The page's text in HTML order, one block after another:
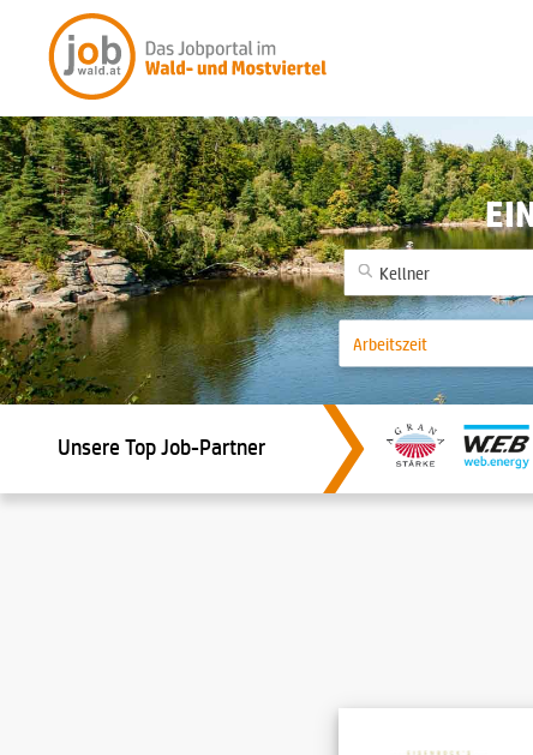
Unsere Top Job-Partner